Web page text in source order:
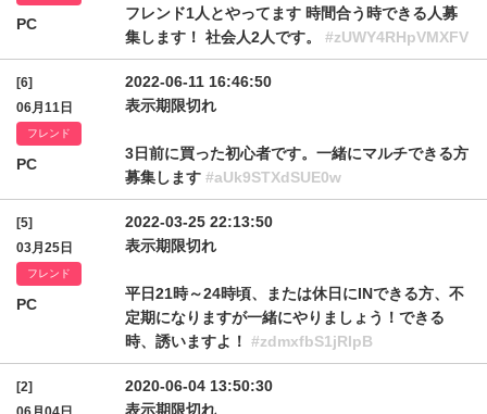
PC
フレンド1人とやってます 時間合う時できる人募
集します！ 社会人2人です。 #zUWY4RHpVMXFV
[6]
06月11日
フレンド
PC
2022-06-11 16:46:50
表示期限切れ
3日前に買った初心者です。一緒にマルチできる方
募集します #aUk9STXdSUE0w
[5]
03月25日
フレンド
PC
2022-03-25 22:13:50
表示期限切れ
平日21時～24時頃、または休日にINできる方、不
定期になりますが一緒にやりましょう！できる
時、誘いますよ！ #zdmxfbS1jRlpB
[2]
2020-06-04 13:50:30
表示期限切れ